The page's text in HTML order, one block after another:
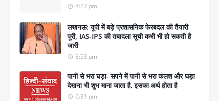
8:27 pm
लखनऊ: यूपी में बड़े प्रशासनिक फेरबदल की तैयारी
पूरी, IAS-IPS की तबादला सूची कभी भी हो सकती है
जारी
8:53 pm
पानी से भरा घड़ा- सपने में पानी से भरा कलश और घड़ा
देखना भी शुभ माना जाता है. इसका अर्थ होता है
6:31 pm